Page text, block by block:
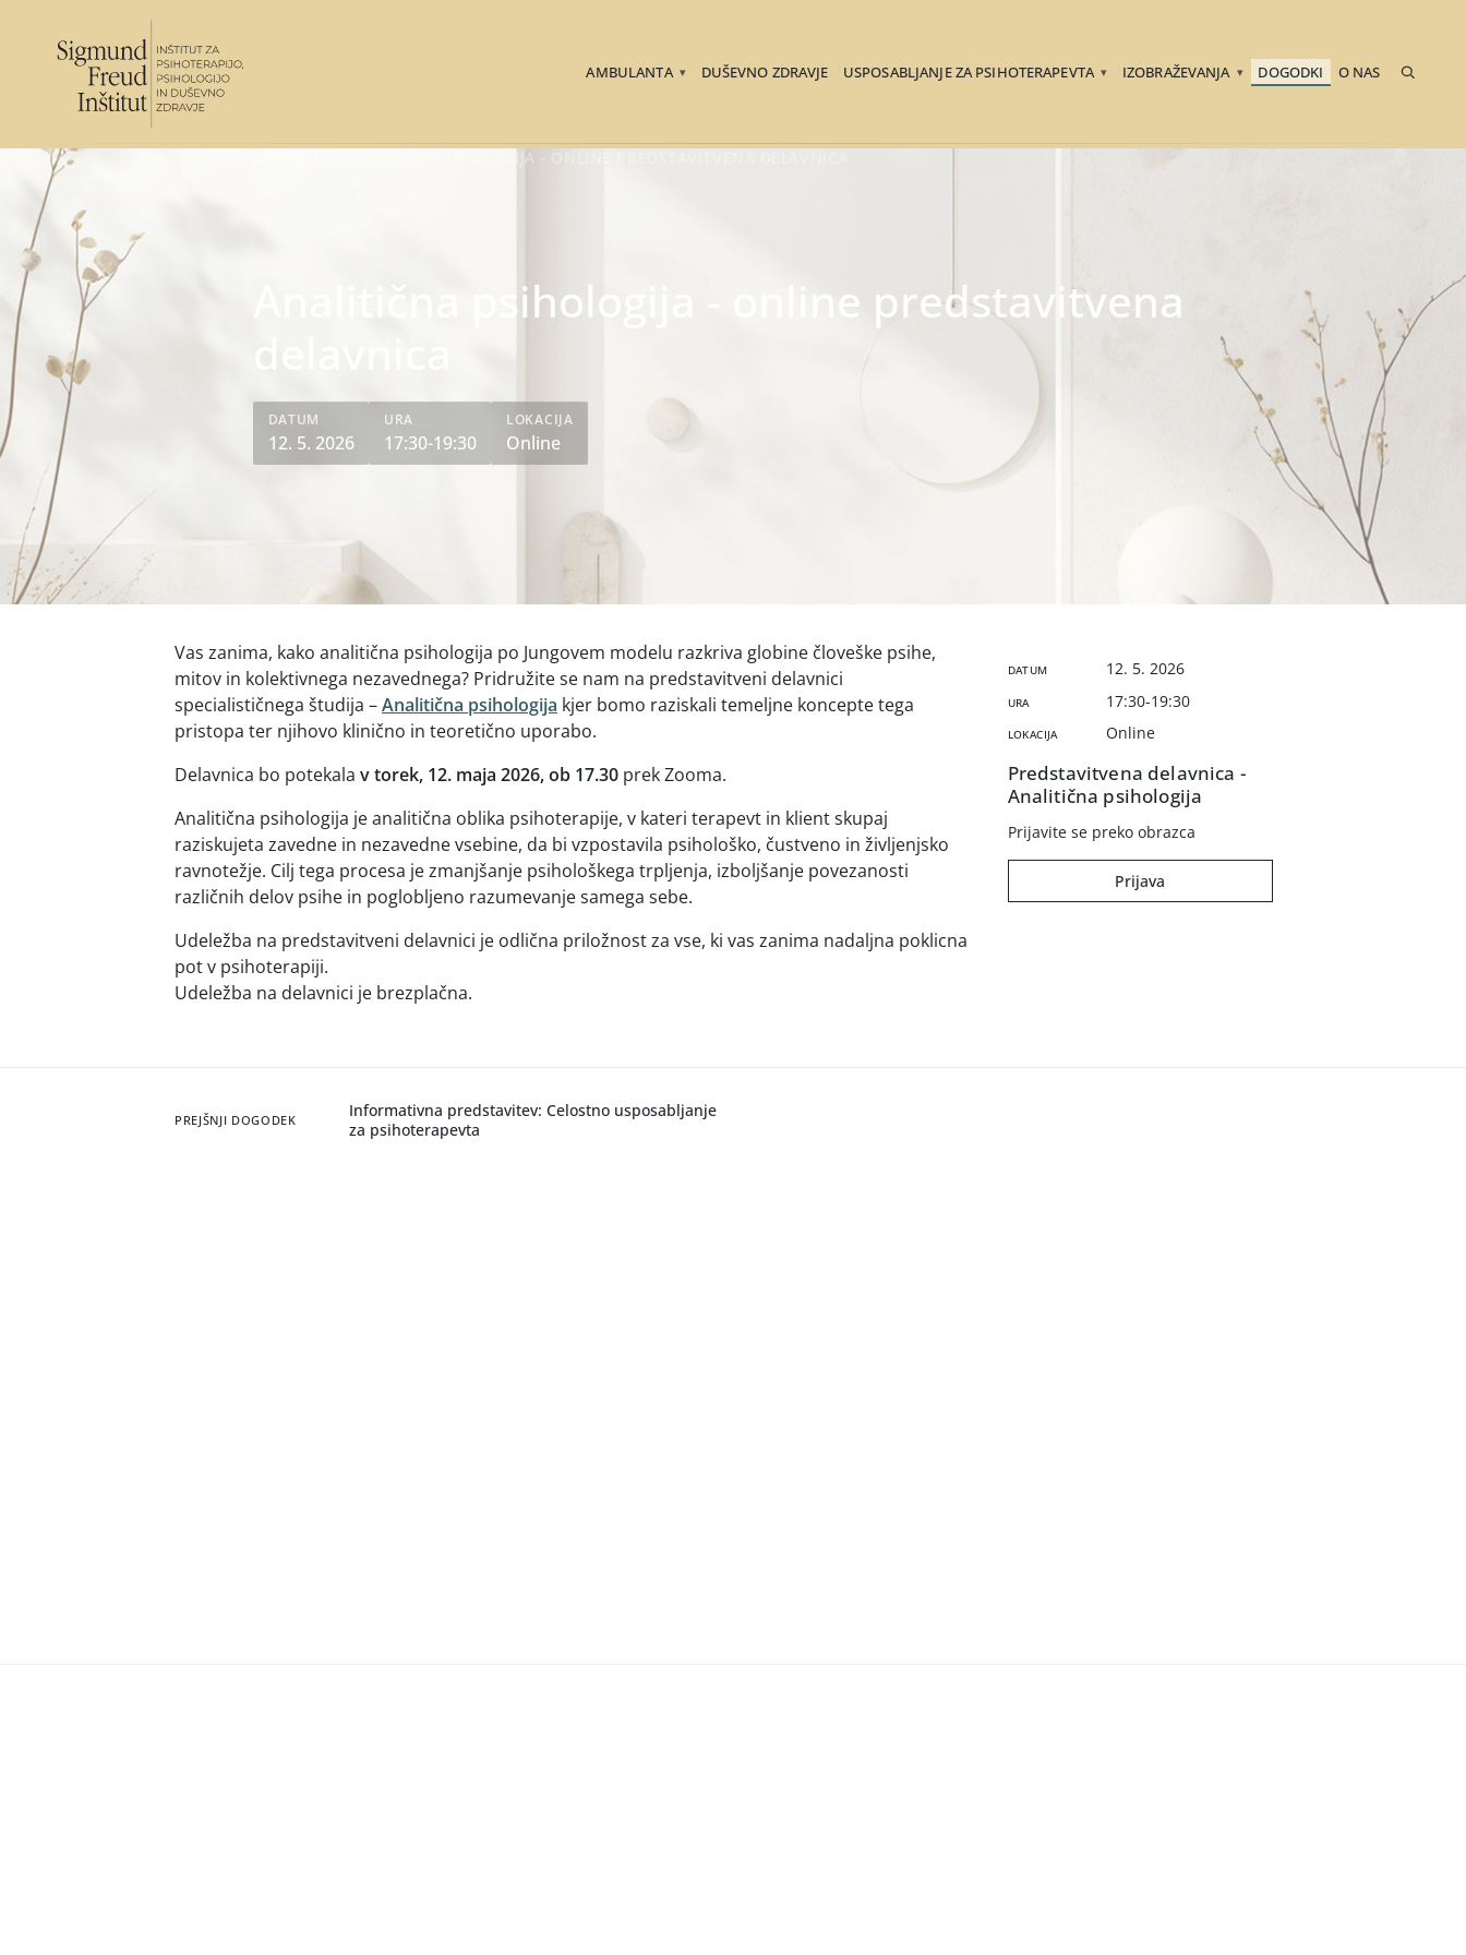
AMBULANTA ▾ DUŠEVNO ZDRAVJE USPOSABLJANJE ZA PSIHOTERAPEVTA ▾ IZOBRAŽEVANJA ▾ DOGODKI O NAS
ANALITIČNA PSIHOLOGIJA - ONLINE PREDSTAVITVENA DELAVNICA
Analitična psihologija - online predstavitvena
DATUM
12. 5. 2026
URA
17:30-19:30
LOKACIJA
Online
Vas zanima, kako analitična psihologija po Jungovem modelu razkriva globine človeške psihe,
mitov in kolektivnega nezavednega? Pridružite se nam na predstavitveni delavnici
specialističnega študija –Analitična psihologija kjer bomo raziskali temeljne koncepte tega
pristopa ter njihovo klinično in teoretično uporabo.
Delavnica bo potekala v torek, 12. maja 2026, ob 17.30 prek Zooma.
Analitična psihologija je analitična oblika psihoterapije, v kateri terapevt in klient skupaj
raziskujeta zavedne in nezavedne vsebine, da bi vzpostavila psihološko, čustveno in življenjsko
ravnotežje. Cilj tega procesa je zmanjšanje psihološkega trpljenja, izboljšanje povezanosti
različnih delov psihe in poglobljeno razumevanje samega sebe.
Udeležba na predstavitveni delavnici je odlična priložnost za vse, ki vas zanima nadaljna poklicna
pot v psihoterapiji.
Udeležba na delavnici je brezplačna.
DATUM 12. 5. 2026
URA 17:30-19:30
LOKACIJA Online
Predstavitvena delavnica -
Analitična psihologija
Prijavite se preko obrazca
Prijava
PREJŠNJI DOGODEK
Informativna predstavitev: Celostno usposabljanje
za psihoterapevta